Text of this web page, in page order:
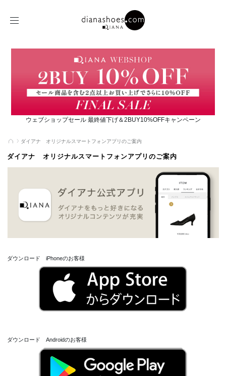
ウェブショップセール 最終値下げ＆2BUY10%OFFキャンペーン
ダイアナ オリジナルスマートフォンアプリのご案内
ダイアナ オリジナルスマートフォンアプリのご案内
ダウンロード iPhoneのお客様
ダウンロード Androidのお客様